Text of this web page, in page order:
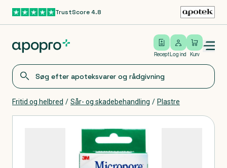
Gå til hovedindholdTrustScore 4.8
Recept
Log ind
Log ind Kurv
Open/close menu
Fritid og helbred / Sår- og skadebehandling / Plastre